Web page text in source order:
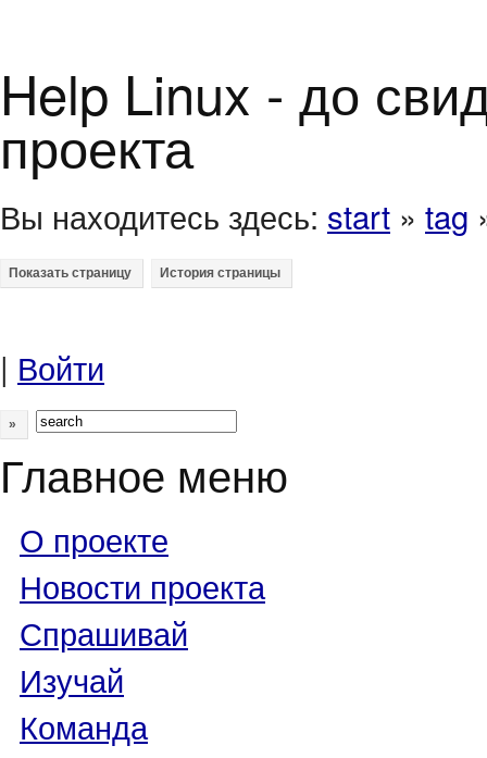
Help Linux - до
проекта
Вы находитесь здесь: start » tag
| Войти
»
Главное меню
О проекте
Новости проекта
Спрашивай
Изучай
Команда